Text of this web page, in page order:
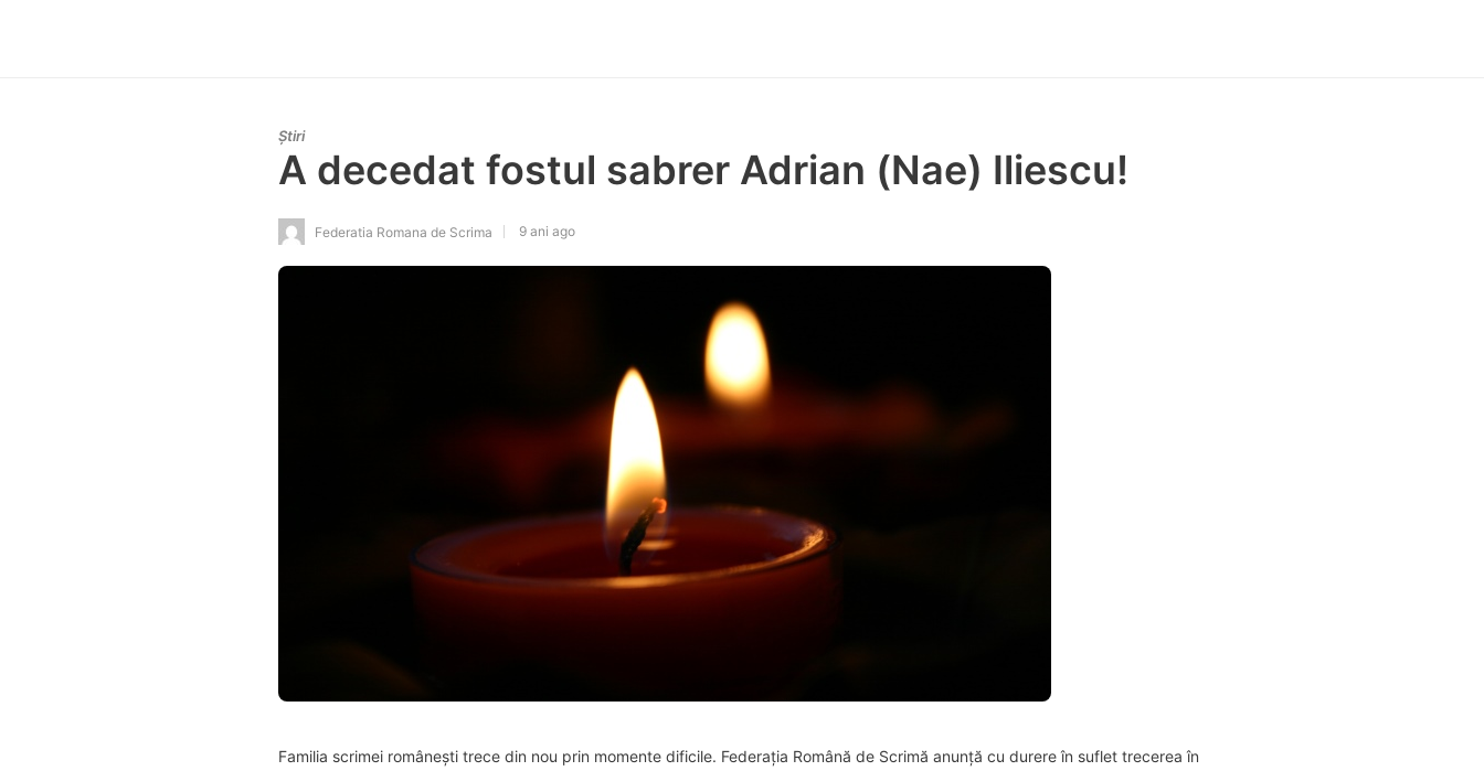
Știri
A decedat fostul sabrer Adrian (Nae) Iliescu!
Federatia Romana de Scrima 9 ani ago
Familia scrimei românești trece din nou prin momente dificile. Federația Română de Scrimă anunță cu durere în suflet trecerea în